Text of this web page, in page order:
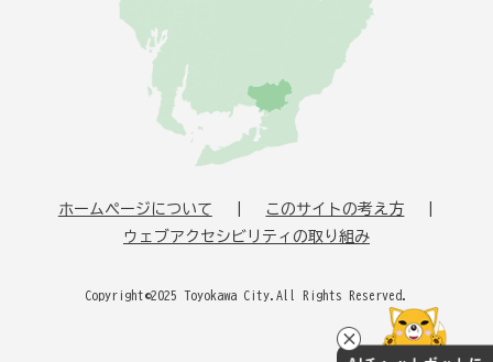
ホームページについて
このサイトの考え方
ウェブアクセシビリティの取り組み
Copyright©2025 Toyokawa City.All Rights Reserved.